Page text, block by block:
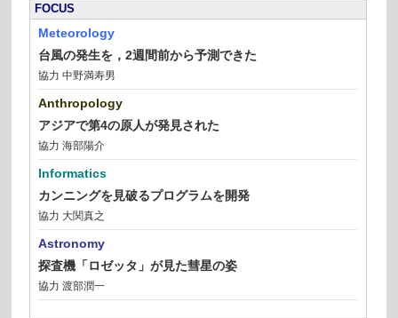
FOCUS
Meteorology
台風の発生を，2週間前から予測できた
協力 中野満寿男
Anthropology
アジアで第4の原人が発見された
協力 海部陽介
Informatics
カンニングを見破るプログラムを開発
協力 大関真之
Astronomy
探査機「ロゼッタ」が見た彗星の姿
協力 渡部潤一